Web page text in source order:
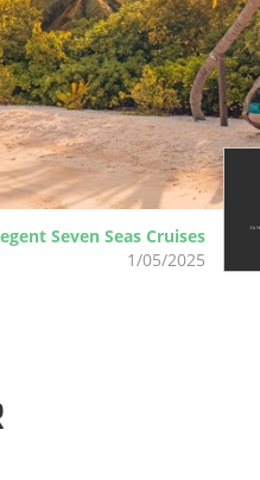
Seven Seas Cruises
1/05/2025